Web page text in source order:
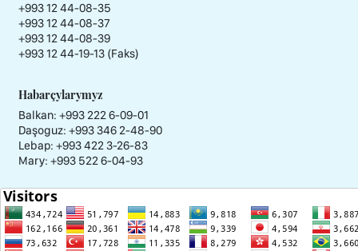
+993 12 44-08-35
+993 12 44-08-37
+993 12 44-08-39
+993 12 44-19-13 (Faks)
Habarçylarymyz
Balkan: +993 222 6-09-01
Daşoguz: +993 346 2-48-90
Lebap: +993 422 3-26-83
Mary: +993 522 6-04-93